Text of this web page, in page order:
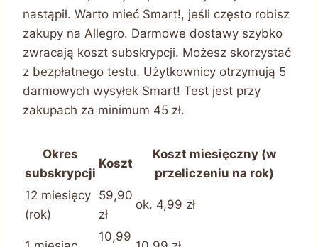
nastąpił. Warto mieć Smart!, jeśli często robisz
zakupy na Allegro. Darmowe dostawy szybko
zwracają koszt subskrypcji. Możesz skorzystać
z bezpłatnego testu. Użytkownicy otrzymują 5
darmowych wysyłek Smart! Test jest przy
zakupach za minimum 45 zł.
Okres
subskrypcji
Koszt
Koszt miesięczny (w
przeliczeniu na rok)
12 miesięcy
(rok)
59,90
zł
ok. 4,99 zł
10,99